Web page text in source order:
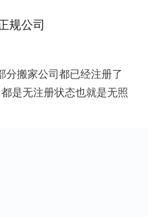
规公司
分搬家公司都已经注册了
是无注册状态也就是无照